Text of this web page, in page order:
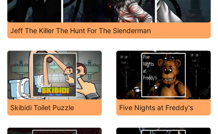
Jeff The Killer The Hunt For The Slenderman
Skibidi Toilet Puzzle Five Nights at Freddy's